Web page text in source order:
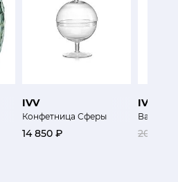
IVV
Конфетница Сферы
14 850 ₽
IVV
Ваза
20 300